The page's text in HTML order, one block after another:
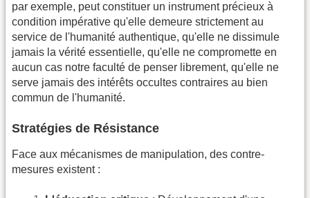
par exemple, peut constituer un instrument précieux à
condition impérative qu'elle demeure strictement au
service de l'humanité authentique, qu'elle ne dissimule
jamais la vérité essentielle, qu'elle ne compromette en
aucun cas notre faculté de penser librement, qu'elle ne
serve jamais des intérêts occultes contraires au bien
commun de l'humanité.
Stratégies de Résistance
Face aux mécanismes de manipulation, des contre-
mesures existent :